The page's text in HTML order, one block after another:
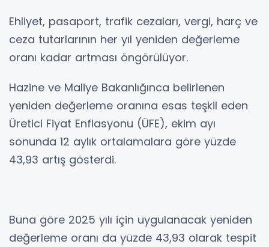
Ehliyet, pasaport, trafik cezaları, vergi, harç ve
ceza tutarlarının her yıl yeniden değerleme
oranı kadar artması öngörülüyor.
Hazine ve Maliye Bakanlığınca belirlenen
yeniden değerleme oranına esas teşkil eden
Üretici Fiyat Enflasyonu (ÜFE), ekim ayı
sonunda 12 aylık ortalamalara göre yüzde
43,93 artış gösterdi.
Buna göre 2025 yılı için uygulanacak yeniden
değerleme oranı da yüzde 43,93 olarak tespit